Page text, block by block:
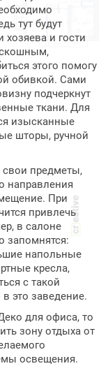
тут будут
и гости
этого помогу
обивкой. Сами
подчеркнут
ткани. Для
изысканные
шторы, ручной
свои предметы,
направления
При
привлечь
в салоне
запомнятся:
напольные
кресла,
с такой
это заведение.
для офиса, то
зону отдыха от
освещения.